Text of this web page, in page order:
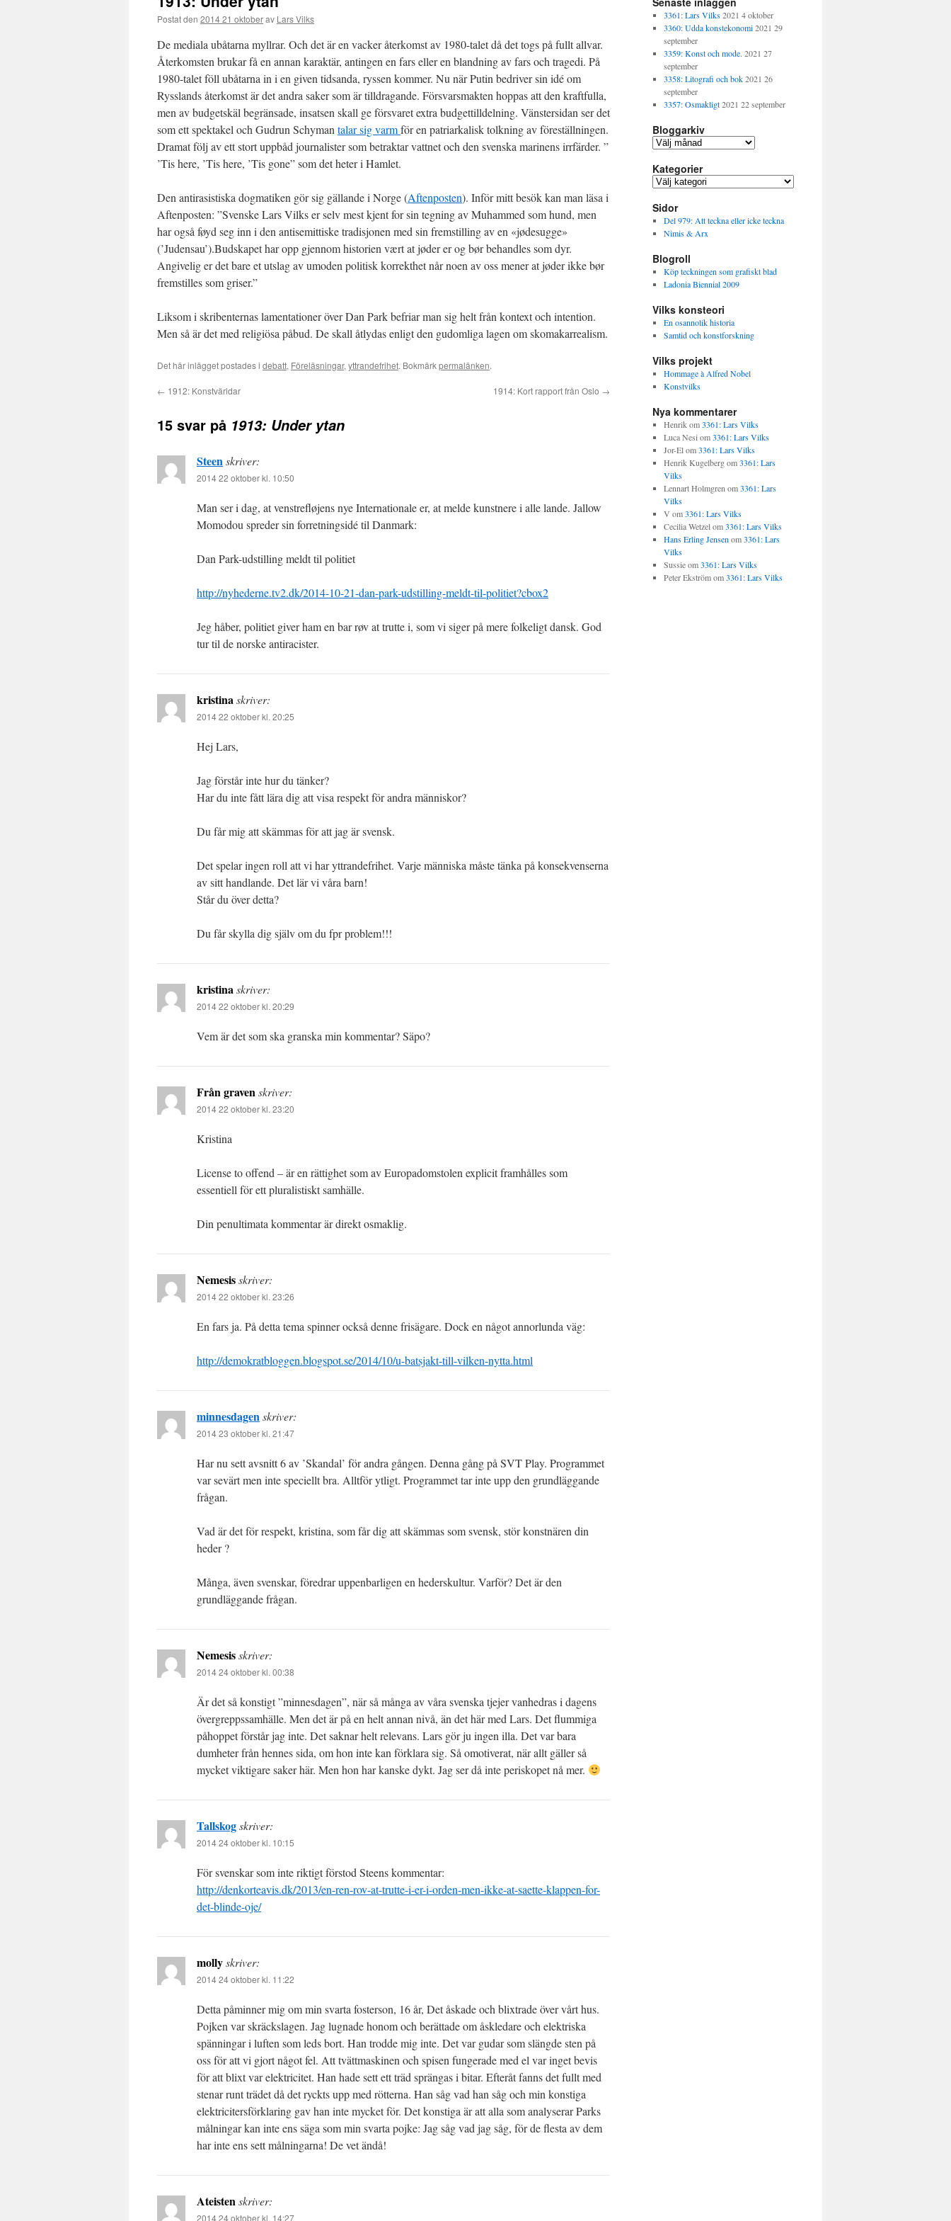
Postat den 2014 21 oktoberav Lars Vilks
De mediala ubåtarna myllrar. Och det är en vacker återkomst av 1980-talet då det togs på fullt allvar.
Återkomsten brukar få en annan karaktär, antingen en fars eller en blandning av fars och tragedi. På
1980-talet föll ubåtarna in i en given tidsanda, ryssen kommer. Nu när Putin bedriver sin idé om
Rysslands återkomst är det andra saker som är tilldragande. Försvarsmakten hoppas att den kraftfulla,
men av budgetskäl begränsade, insatsen skall ge försvaret extra budgettilldelning. Vänstersidan ser det
som ett spektakel och Gudrun Schyman talar sig varmför en patriarkalisk tolkning av föreställningen.
Dramat följ av ett stort uppbåd journalister som betraktar vattnet och den svenska marinens irrfärder. ”
’Tis here, ’Tis here, ’Tis gone” som det heter i Hamlet.
Den antirasistiska dogmatiken gör sig gällande i Norge (Aftenposten). Inför mitt besök kan man läsa i
Aftenposten: ”Svenske Lars Vilks er selv mest kjent for sin tegning av Muhammed som hund, men
har også føyd seg inn i den antisemittiske tradisjonen med sin fremstilling av en «jødesugge»
(’Judensau’).Budskapet har opp gjennom historien vært at jøder er og bør behandles som dyr.
Angivelig er det bare et utslag av umoden politisk korrekthet når noen av oss mener at jøder ikke bør
fremstilles som griser.”
Liksom i skribenternas lamentationer över Dan Park befriar man sig helt från kontext och intention.
Men så är det med religiösa påbud. De skall åtlydas enligt den gudomliga lagen om skomakarrealism.
Det här inlägget postades i debatt, Föreläsningar, yttrandefrihet. Bokmärkpermalänken.
← 1912: Konstvärldar 1914: Kort rapport från Oslo →
15 svar på 1913: Under ytan
Steenskriver:
2014 22 oktober kl. 10:50
Man ser i dag, at venstrefløjens nye Internationale er, at melde kunstnere i alle lande. Jallow
Momodou spreder sin forretningsidé til Danmark:
Dan Park-udstilling meldt til politiet
http://nyhederne.tv2.dk/2014-10-21-dan-park-udstilling-meldt-til-politiet?cbox2
Jeg håber, politiet giver ham en bar røv at trutte i, som vi siger på mere folkeligt dansk. God
tur til de norske antiracister.
kristinaskriver:
2014 22 oktober kl. 20:25
Hej Lars,
Jag förstår inte hur du tänker?
Har du inte fått lära dig att visa respekt för andra människor?
Du får mig att skämmas för att jag är svensk.
Det spelar ingen roll att vi har yttrandefrihet. Varje människa måste tänka på konsekvenserna
av sitt handlande. Det lär vi våra barn!
Står du över detta?
Du får skylla dig själv om du fpr problem!!!
kristinaskriver:
2014 22 oktober kl. 20:29
Vem är det som ska granska min kommentar? Säpo?
Från gravenskriver:
2014 22 oktober kl. 23:20
Kristina
License to offend – är en rättighet som av Europadomstolen explicit framhålles som
essentiell för ett pluralistiskt samhälle.
Din penultimata kommentar är direkt osmaklig.
Nemesisskriver:
2014 22 oktober kl. 23:26
En fars ja. På detta tema spinner också denne frisägare. Dock en något annorlunda väg:
http://demokratbloggen.blogspot.se/2014/10/u-batsjakt-till-vilken-nytta.html
minnesdagenskriver:
2014 23 oktober kl. 21:47
Har nu sett avsnitt 6 av ’Skandal’ för andra gången. Denna gång på SVT Play. Programmet
var sevärt men inte speciellt bra. Alltför ytligt. Programmet tar inte upp den grundläggande
frågan.
Vad är det för respekt, kristina, som får dig att skämmas som svensk, stör konstnären din
heder ?
Många, även svenskar, föredrar uppenbarligen en hederskultur. Varför? Det är den
grundläggande frågan.
Nemesisskriver:
2014 24 oktober kl. 00:38
Är det så konstigt ”minnesdagen”, när så många av våra svenska tjejer vanhedras i dagens
övergreppssamhälle. Men det är på en helt annan nivå, än det här med Lars. Det flummiga
påhoppet förstår jag inte. Det saknar helt relevans. Lars gör ju ingen illa. Det var bara
dumheter från hennes sida, om hon inte kan förklara sig. Så omotiverat, när allt gäller så
mycket viktigare saker här. Men hon har kanske dykt. Jag ser då inte periskopet nå mer.
Tallskogskriver:
2014 24 oktober kl. 10:15
För svenskar som inte riktigt förstod Steens kommentar:
http://denkorteavis.dk/2013/en-ren-rov-at-trutte-i-er-i-orden-men-ikke-at-saette-klappen-for-
det-blinde-oje/
mollyskriver:
2014 24 oktober kl. 11:22
Detta påminner mig om min svarta fosterson, 16 år, Det åskade och blixtrade över vårt hus.
Pojken var skräckslagen. Jag lugnade honom och berättade om åskledare och elektriska
spänningar i luften som leds bort. Han trodde mig inte. Det var gudar som slängde sten på
oss för att vi gjort något fel. Att tvättmaskinen och spisen fungerade med el var inget bevis
för att blixt var elektricitet. Han hade sett ett träd sprängas i bitar. Efteråt fanns det fullt med
stenar runt trädet då det ryckts upp med rötterna. Han såg vad han såg och min konstiga
elektricitersförklaring gav han inte mycket för. Det konstiga är att alla som analyserar Parks
målningar kan inte ens säga som min svarta pojke: Jag såg vad jag såg, för de flesta av dem
har inte ens sett målningarna! De vet ändå!
Ateistenskriver:
2014 24 oktober kl. 14:27
3361: Lars Vilks 2021 4 oktober
3360: Udda konstekonomi 2021 29
september
3359: Konst och mode. 2021 27
september
3358: Litografi och bok 2021 26
september
3357: Osmakligt 2021 22 september
Bloggarkiv
B
o
g
a
r
k
v
Kategorier
K
t
e
g
r
i
e
Sidor
Del 979: Att teckna eller icke teckna
Nimis & Arx
Blogroll
Köp teckningen som grafiskt blad
Ladonia Biennial 2009
Vilks konsteori
En osannolik historia
Samtid och konstforskning
Vilks projekt
Hommage à Alfred Nobel
Konstvilks
Nya kommentarer
Henrikom3361: Lars Vilks
Luca Nesi om3361: Lars Vilks
Jor-Elom3361: Lars Vilks
Henrik Kugelbergom3361: Lars
Vilks
Lennart Holmgren om3361: Lars
Vilks
V om3361: Lars Vilks
Cecilia Wetzelom3361: Lars Vilks
Hans Erling Jensen om3361: Lars
Vilks
Sussieom3361: Lars Vilks
Peter Ekströmom3361: Lars Vilks